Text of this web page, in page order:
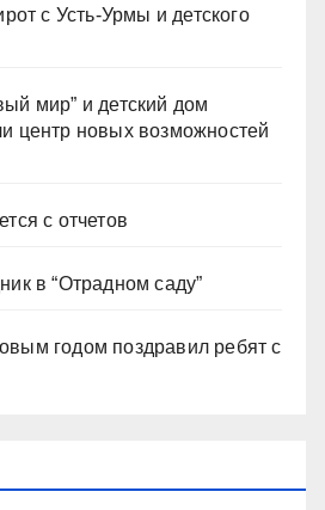
с Усть-Урмы и детского
мир” и детский дом
центр новых возможностей
с отчетов
в “Отрадном саду”
годом поздравил ребят с